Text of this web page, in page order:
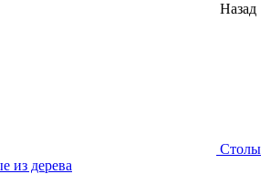
Назад
Столы
из дерева